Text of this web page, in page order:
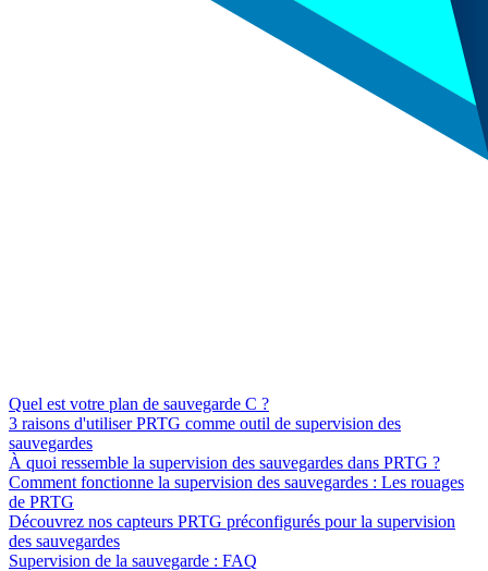
Quel est votre plan de sauvegarde C ?
3 raisons d'utiliser PRTG comme outil de supervision des
sauvegardes
À quoi ressemble la supervision des sauvegardes dans PRTG ?
Comment fonctionne la supervision des sauvegardes : Les rouages
de PRTG
Découvrez nos capteurs PRTG préconfigurés pour la supervision
des sauvegardes
Supervision de la sauvegarde : FAQ